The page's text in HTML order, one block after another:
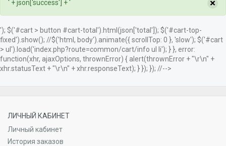
' + json['success'] + ' ×
'); $('#cart > button #cart-total').html(json['total']); $('#cart-top-
fixed').show(); //$('html, body').animate({ scrollTop: 0 }, 'slow'); $('#cart
> ul').load('index.php?route=common/cart/info ul li'); } }, error:
function(xhr, ajaxOptions, thrownError) { alert(thrownError + "\r\n" +
xhr.statusText + "\r\n" + xhr.responseText); } }); }); //-->
ЛИЧНЫЙ КАБИНЕТ
Личный кабинет
История заказов